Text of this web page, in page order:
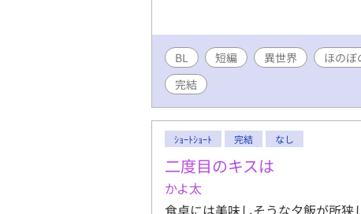
BL 短編 異世界 ほのぼ
完結
ｼｮｰﾄｼｮｰﾄ 完結 なし
二度目のキスは
かよ太
食卓には美味しそうな夕飯が所狭